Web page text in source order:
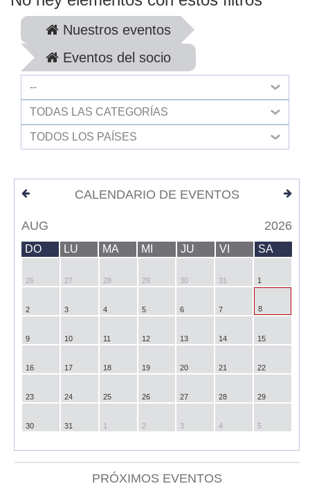
Nuestros eventos
Eventos del socio
--
TODAS LAS CATEGORÍAS
TODOS LOS PAÍSES
CALENDARIO DE EVENTOS
AUG 2026
DO LU MA MI JU VI SA
26 27 28 29 30 31 1
2 3 4 5 6 7 8
9 10 11 12 13 14 15
16 17 18 19 20 21 22
23 24 25 26 27 28 29
30 31 1 2 3 4 5
PRÓXIMOS EVENTOS